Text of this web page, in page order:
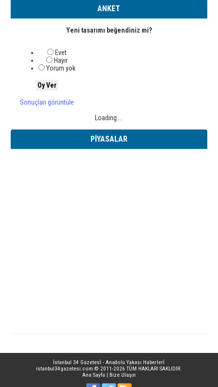
ANKET
Yeni tasarımı beğendiniz mi?
Evet
Hayır
Yorum yok
Sonuçları görüntüle
Loading ...
PİYASALAR
İstanbul 34 Gazetesİ - Anadolu Yakası Haberlerİ
istanbul34gazetesi.com © 2011-2026 TÜM HAKLARI SAKLIDIR.
Ana Sayfa
Bize Ulaşın